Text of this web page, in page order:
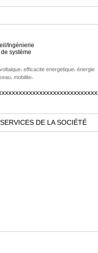
Ingénierie
système
, efficacite energetique, énergie
, mobilite,
DE LA SOCIÉTÉ